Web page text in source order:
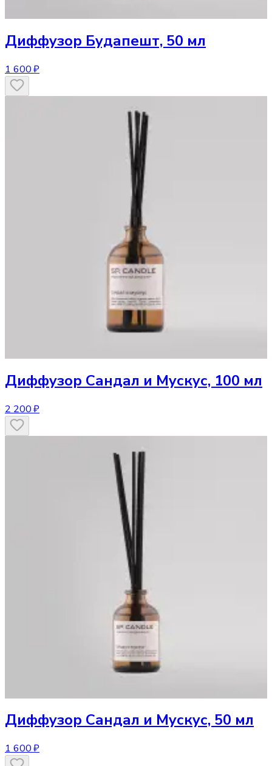
Диффузор Будапешт, 50 мл
1 600 ₽
Диффузор Сандал и Мускус, 100 мл
2 200 ₽
Диффузор Сандал и Мускус, 50 мл
1 600 ₽